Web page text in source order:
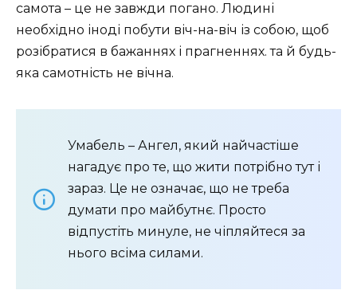
самота – це не завжди погано. Людині
необхідно іноді побути віч-на-віч із собою, щоб
розібратися в бажаннях і прагненнях. та й будь-
яка самотність не вічна.
Умабель – Ангел, який найчастіше
нагадує про те, що жити потрібно тут і
зараз. Це не означає, що не треба
думати про майбутнє. Просто
відпустіть минуле, не чіпляйтеся за
нього всіма силами.